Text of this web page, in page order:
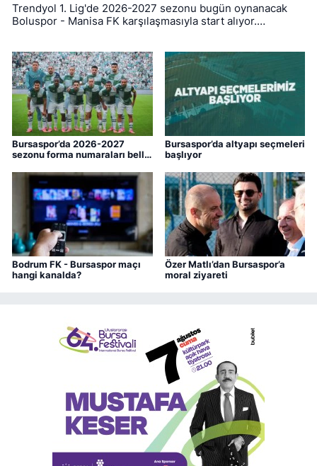
Trendyol 1. Lig'de 2026-2027 sezonu bugün oynanacak
Boluspor - Manisa FK karşılaşmasıyla start alıyor.
Bursaspor’da 2026-2027
sezonu forma numaraları belli
Bursaspor’da altyapı seçmeleri
başlıyor
Bodrum FK - Bursaspor maçı
hangi kanalda?
Özer Matlı’dan Bursaspor’a
moral ziyareti